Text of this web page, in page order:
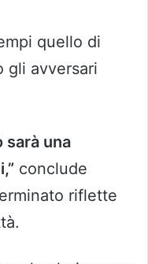
quello di
gli avversari
sarà una
conclude
riflette